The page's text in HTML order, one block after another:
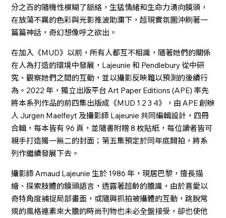
分之百的隨機性模糊了脈絡，生猛情緒和生命力湧向鏡頭，
在放蕩不羈的色彩與光影推波助瀾下，超現實氛圍沖刷著一
篇篇神話，奇幻想像呼之欲出。
在加入《MUD》以前，所有人都互不相識，隨著她們的關係
在人為打造的環境中發展，Lajeunie 和 Pendlebury 從中研
究、觀察她們之間的互動，並以攝影反映難以預測的後續行
為。2022 年，獨立出版平台 Art Paper Editions (APE) 率先
將本系列作品的前四集出版成《MUD 1 2 3 4》，由 APE 創辦
人 Jurgen Maelfeyt 及攝影師 Lajeunie 共同編輯設計，四冊
合輯，每本皆有 96 頁，並隨書附贈 8 枚貼紙，每位讀者皆可
親手打造獨一無二的封面；第五集預定於同年底開拍，將系
列作繼續發展下去。
攝影師 Arnaud Lajeunie 生於 1986 年，現居巴黎，擅長描
繪、探索肢體的鏡頭語言，透露著超齡的膽識，由於喜愛以
奇特角度捕捉局部畫面，或隨興抓拍被攝體的互動，跳脫常
規的風格連素來大膽的時尚刊物也未必全盤接受，卻也使他